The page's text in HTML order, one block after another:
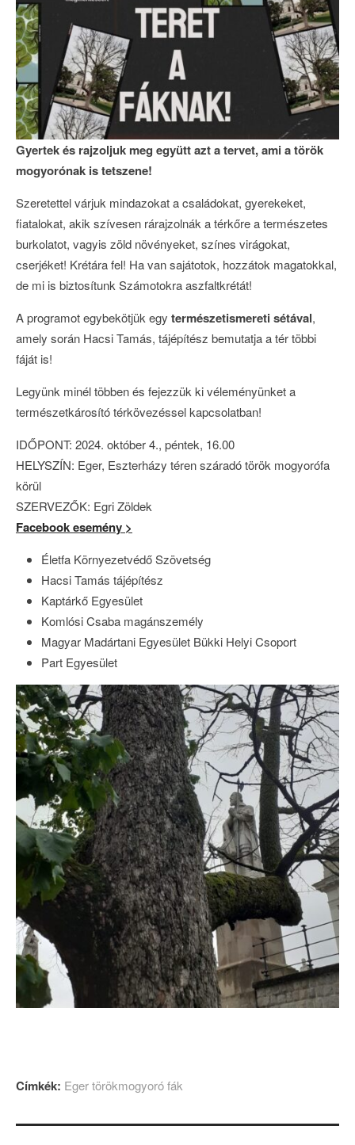
Gyertek és rajzoljuk meg együtt azt a tervet, ami a török
mogyorónak is tetszene!
Szeretettel várjuk mindazokat a családokat, gyerekeket,
fiatalokat, akik szívesen rárajzolnák a térkőre a természetes
burkolatot, vagyis zöld növényeket, színes virágokat,
cserjéket! Krétára fel! Ha van sajátotok, hozzátok magatokkal,
de mi is biztosítunk Számotokra aszfaltkrétát!
A programot egybekötjük egy természetismereti sétával,
amely során Hacsi Tamás, tájépítész bemutatja a tér többi
fáját is!
Legyünk minél többen és fejezzük ki véleményünket a
természetkárosító térkövezéssel kapcsolatban!
IDŐPONT: 2024. október 4., péntek, 16.00
HELYSZÍN: Eger, Eszterházy téren száradó török mogyorófa
körül
SZERVEZŐK: Egri Zöldek
Facebook esemény >
Életfa Környezetvédő Szövetség
Hacsi Tamás tájépítész
Kaptárkő Egyesület
Komlósi Csaba magánszemély
Magyar Madártani Egyesület Bükki Helyi Csoport
Part Egyesület
Címkék: Eger törökmogyoró fák